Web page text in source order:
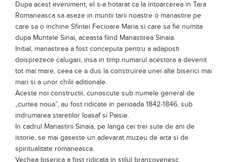
ceea ce a intalnit aici.
Dupa acest eveniment, el s-a hotarat ca la intoarcerea in Tara
Romaneasca sa aseze in muntii tarii noastre o manastire pe
care sa o inchine Sfintei Fecioare Maria si care sa fie numita
dupa Muntele Sinai, aceasta fiind Manastirea Sinaia.
Initial, manastirea a fost conceputa pentru a adaposti
doisprezece calugari, insa in timp numarul acestora a devenit
tot mai mare, ceea ce a dus la construirea unei alte biserici mai
mari si a unor chilii aditionale.
Aceste noi constructii, cunoscute sub numele general de
„curtea noua”, au fost ridicate in perioada 1842-1846, sub
indrumarea staretilor Ioasaf si Paisie.
In cadrul Manastirii Sinaia, pe langa cei trei sute de ani de
istorie, se mai gaseste un adevarat muzeu de arta si de